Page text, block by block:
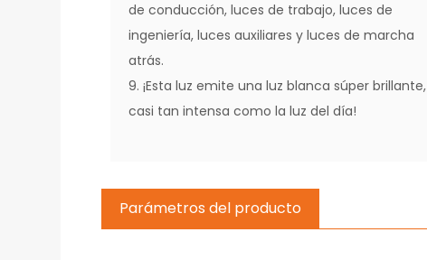
de conducción, luces de trabajo, luces de
ingeniería, luces auxiliares y luces de marcha
atrás.
9. ¡Esta luz emite una luz blanca súper brillante,
casi tan intensa como la luz del día!
Parámetros del producto